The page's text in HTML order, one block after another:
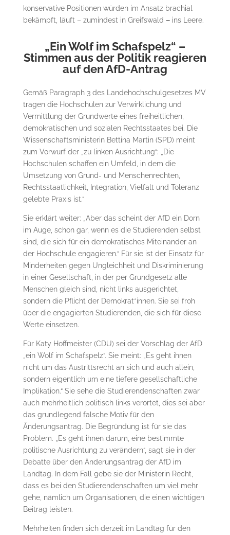
konservative Positionen würden im Ansatz brachial
bekämpft, läuft – zumindest in Greifswald –ins Leere.
„Ein Wolf im Schafspelz“ –
Stimmen aus der Politik reagieren
auf den AfD-Antrag
Gemäß Paragraph 3 des Landehochschulgesetzes MV
tragen die Hochschulen zur Verwirklichung und
Vermittlung der Grundwerte eines freiheitlichen,
demokratischen und sozialen Rechtsstaates bei. Die
Wissenschaftsministerin Bettina Martin (SPD) meint
zum Vorwurf der „zu linken Ausrichtung“: „Die
Hochschulen schaffen ein Umfeld, in dem die
Umsetzung von Grund- und Menschenrechten,
Rechtsstaatlichkeit, Integration, Vielfalt und Toleranz
gelebte Praxis ist.“
Sie erklärt weiter: „Aber das scheint der AfD ein Dorn
im Auge, schon gar, wenn es die Studierenden selbst
sind, die sich für ein demokratisches Miteinander an
der Hochschule engagieren.“ Für sie ist der Einsatz für
Minderheiten gegen Ungleichheit und Diskriminierung
in einer Gesellschaft, in der per Grundgesetz alle
Menschen gleich sind, nicht links ausgerichtet,
sondern die Pflicht der Demokrat*innen. Sie sei froh
über die engagierten Studierenden, die sich für diese
Werte einsetzen.
Für Katy Hoffmeister (CDU) sei der Vorschlag der AfD
„ein Wolf im Schafspelz“. Sie meint: „Es geht ihnen
nicht um das Austrittsrecht an sich und auch allein,
sondern eigentlich um eine tiefere gesellschaftliche
Implikation.“ Sie sehe die Studierendenschaften zwar
auch mehrheitlich politisch links verortet, dies sei aber
das grundlegend falsche Motiv für den
Änderungsantrag. Die Begründung ist für sie das
Problem. „Es geht ihnen darum, eine bestimmte
politische Ausrichtung zu verändern“, sagt sie in der
Debatte über den Änderungsantrag der AfD im
Landtag. In dem Fall gebe sie der Ministerin Recht,
dass es bei den Studierendenschaften um viel mehr
gehe, nämlich um Organisationen, die einen wichtigen
Beitrag leisten.
Mehrheiten finden sich derzeit im Landtag für den